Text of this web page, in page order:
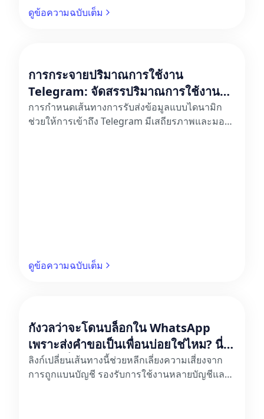
ดูข้อความฉบับเต็ม
การกระจายปริมาณการใช้งาน
Telegram: จัดสรรปริมาณการใช้งาน
ของผู้ใช้จากบอท Telegram อย่างมี
ประสิทธิภาพ
การกำหนดเส้นทางการรับส่งข้อมูลแบบไดนามิก
ช่วยให้การเข้าถึง Telegram มีเสถียรภาพและมอบ
ดูข้อความฉบับเต็ม
กังวลว่าจะโดนบล็อกใน WhatsApp
เพราะส่งคำขอเป็นเพื่อนบ่อยใช่ไหม? นี่
คือลิงก์ที่จะช่วยคุณได้
ลิงก์เปลี่ยนเส้นทางนี้ช่วยหลีกเลี่ยงความเสี่ยงจาก
การถูกแบนบัญชี รองรับการใช้งานหลายบัญชีและ